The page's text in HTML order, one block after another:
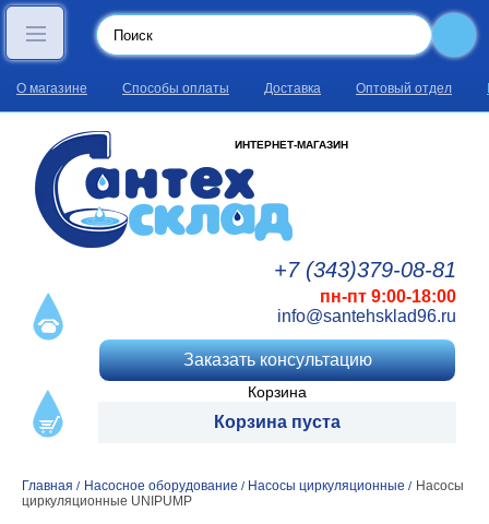
О магазине Способы оплаты Доставка Оптовый отдел
ИНТЕРНЕТ-МАГАЗИН
+7 (343)379-08-81
пн-пт 9:00-18:00
info@santehsklad96.ru
Заказать консультацию
Корзина
Корзина пуста
Главная / Насосное оборудование / Насосы циркуляционные / Насосы
циркуляционные UNIPUMP